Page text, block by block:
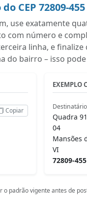
CEP 72809-
use exatamente
com número e
linha, e finalize
do bairro – isso
Copiar
EXEMPLO
Quadra
04
Mansões
VI
72809-455
o padrão vigente antes de